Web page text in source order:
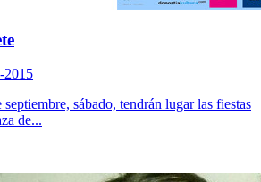
2015
sábado, tendrán lugar las fiestas
de...